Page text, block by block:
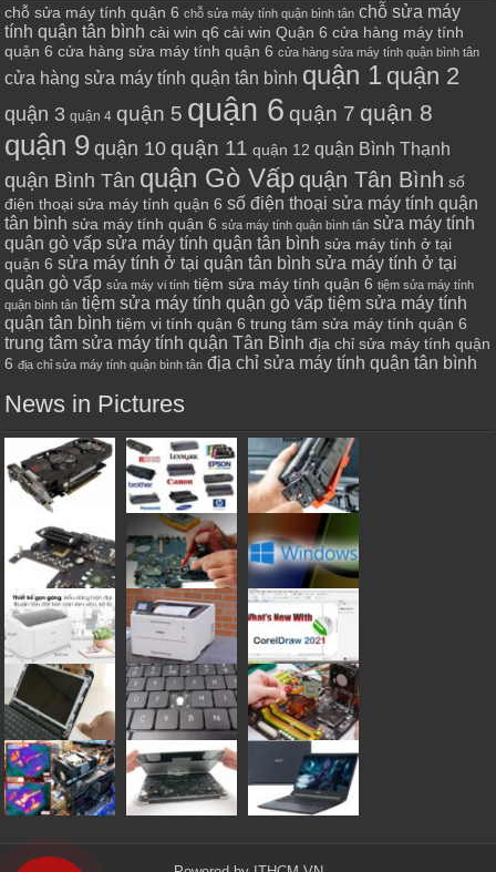
chỗ sửa máy tính quận 6 chỗ sửa máy tính quận bình tân chỗ sửa máy
tính quận tân bình cài win q6 cài win Quận 6 cửa hàng máy tính
quận 6 cửa hàng sửa máy tính quận 6 cửa hàng sửa máy tính quận bình tân
cửa hàng sửa máy tính quận tân bình quận 1 quận 2
quận 3 quận 4 quận 5 quận 6 quận 7 quận 8
quận 9 quận 10 quận 11 quận 12 quận Bình Thạnh
quận Bình Tân quận Gò Vấp quận Tân Bình số
điện thoại sửa máy tính quận 6 số điện thoại sửa máy tính quận
tân bình sửa máy tính quận 6 sửa máy tính quận bình tân sửa máy tính
quận gò vấp sửa máy tính quận tân bình sửa máy tính ở tại
quận 6 sửa máy tính ở tại quận tân bình sửa máy tính ở tại
quận gò vấp sửa máy vi tính tiệm sửa máy tính quận 6 tiệm sửa máy tính
quận bình tân tiệm sửa máy tính quận gò vấp tiệm sửa máy tính
quận tân bình tiệm vi tính quận 6 trung tâm sửa máy tính quận 6
trung tâm sửa máy tính quận Tân Bình địa chỉ sửa máy tính quận
6 địa chỉ sửa máy tính quận bình tân địa chỉ sửa máy tính quận tân bình
News in Pictures